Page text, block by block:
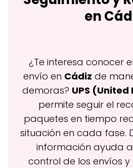
en
¿Te interesa conocer
envío en Cádiz de
demoras? UPS
permite seguir el
paquetes en tiempo
situación en cada fase.
información ayuda
control de los envíos